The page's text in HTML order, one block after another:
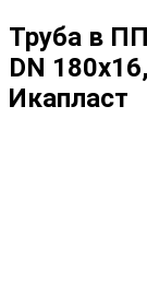
Труба в
DN
Икапласт